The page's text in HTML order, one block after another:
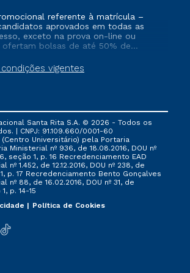
vigentes
referente à matrícula –
aprovados em todas as
exceto na prova on-line ou
ofertam bolsas de até 50% de
efetivado e/ou não tenham
sua matrícula em uma das
programas governamentais, e
com nenhuma outra campanha
Santa Rita S.A. © 2026 - Todos os
| CNPJ: 91.109.660/0001-60
Universitário) pela Portaria
Ministerial nº 936, de 18.08.2016, DOU nº
seção 1, p. 16 Recredenciamento EAD
nº 1.452, de 12.12.2016, DOU nº 238, de
1, p. 17 Recredenciamento Bento Gonçalves
nº 88, de 16.02.2016, DOU nº 31, de
p. 14-15
Política de Cookies